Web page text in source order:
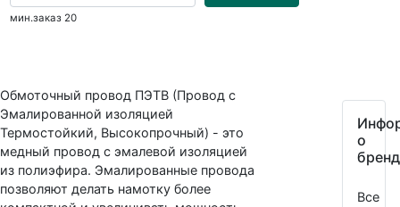
мин.заказ 20
Обмоточный провод ПЭТВ (Провод с
Эмалированной изоляцией
Термостойкий, Высокопрочный) - это
медный провод с эмалевой изоляцией
из полиэфира. Эмалированные провода
позволяют делать намотку более
о
Все